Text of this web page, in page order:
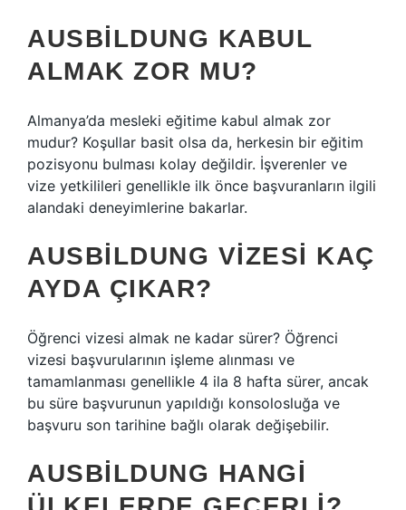
AUSBILDUNG KABUL
ALMAK ZOR MU?
Almanya’da mesleki eğitime kabul almak zor
mudur? Koşullar basit olsa da, herkesin bir eğitim
pozisyonu bulması kolay değildir. İşverenler ve
vize yetkilileri genellikle ilk önce başvuranların ilgili
alandaki deneyimlerine bakarlar.
AUSBILDUNG VIZESI KAÇ
AYDA ÇIKAR?
Öğrenci vizesi almak ne kadar sürer? Öğrenci
vizesi başvurularının işleme alınması ve
tamamlanması genellikle 4 ila 8 hafta sürer, ancak
bu süre başvurunun yapıldığı konsolosluğa ve
başvuru son tarihine bağlı olarak değişebilir.
AUSBILDUNG HANGI